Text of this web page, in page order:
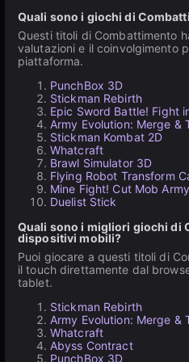
Quali sono i giochi di
Questi titoli di Combattimento
valutazioni e il coinvolgimento
piattaforma.
PunchBox 3D
Stickman Rebirth
Epic Sword Battle! Fight
Army Evolution: Merge &
Stickman Kombat 2D
Whatcraft
Brawl Simulator 3D
Flying Robot Transform
Mine Fight! Cut Mob
Duelist Stick
Quali sono i migliori giochi di
dispositivi mobili?
Puoi giocare a questi titoli di
il touch direttamente dal
tablet.
Stickman Rebirth
Army Evolution: Merge &
Whatcraft
Abyss Contract
PunchBox 3D